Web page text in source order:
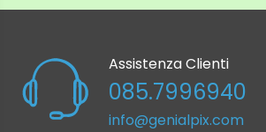
Assistenza Clienti
085.7996940
info@genialpix.com